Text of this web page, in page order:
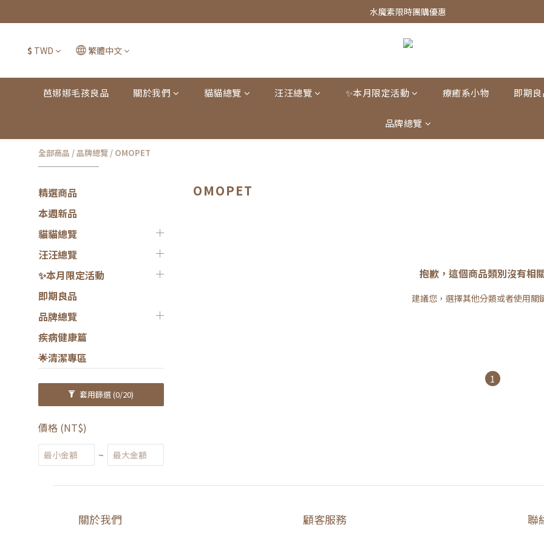
皇家飼料75折餐包$38起
水魔素限時團購優惠
$ TWD 繁體中文
芭娜娜毛孩良品 關於我們 貓貓總覽 汪汪總覽 ✨本月限定活動 療癒系小物 即期
品牌總覽
全部商品 /品牌總覽 / OMOPET
精選商品
本週新品
貓貓總覽
汪汪總覽
✨本月限定活動
即期良品
品牌總覽
疾病健康篇
🌟清潔專區
套用篩選(0/20)
價格 (NT$)
~
OMOPET
抱歉，這個商品類別沒有相
建議您，選擇其他分類或者使用關
1
關於我們 顧客服務 聯